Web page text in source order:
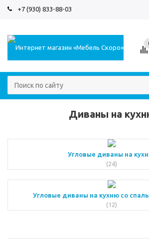
+7 (930) 833-88-03
Диваны на
Угловые диваны на
(24)
Угловые диваны на кухню со
(12)